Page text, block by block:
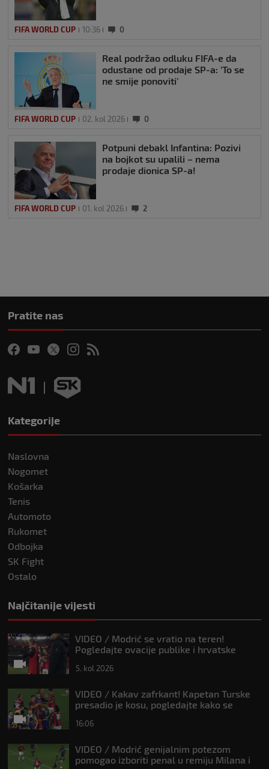
FIFA WORLD CUP 10:36 0
Real podržao odluku FIFA-e da
odustane od prodaje SP-a: ‘To se
ne smije ponoviti’
FIFA WORLD CUP 02. kol 2026 0
Potpuni debakl Infantina: Pozivi
na bojkot su upalili – nema
prodaje dionica SP-a!
FIFA WORLD CUP 01. kol 2026 2
Pratite nas
Kategorije
Naslovna
Nogomet
Košarka
Tenis
Automoto
Rukomet
Odbojka
SK Fight
Ostalo
Najčitanije vijesti
VIDEO / Modrić se vratio na teren!
Pogledajte ovacije publike i hrvatske
5. kol 2026
VIDEO / Kakav zafrkant! Kapetan Turske
presadio je kosu, pogledajte kako se
16:06
VIDEO / Modrić genijalnim potezom
pomogao izboriti penal u remiju Milana i